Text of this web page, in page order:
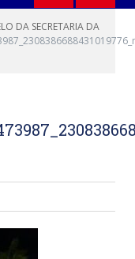
DA SECRETARIA DA